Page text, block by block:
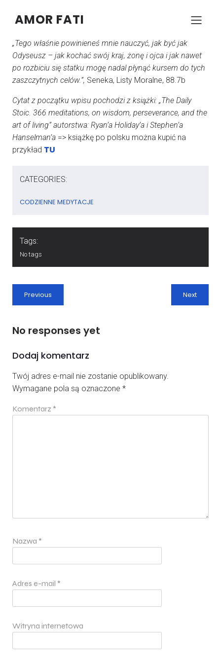
AMOR FATI
KONRAD SZCZYPCZYK
„Tego właśnie powinieneś mnie nauczyć, jak być jak
Odyseusz – jak kochać swój kraj, żonę i ojca i jak nawet
po rozbiciu się statku mogę nadal płynąć kursem do tych
zaszczytnych celów.”, Seneka, Listy Moralne, 88.7b
Cytat z początku wpisu pochodzi z książki: „The Daily
Stoic. 366 meditations, on wisdom, perseverance, and the
art of living” autorstwa: Ryan’a Holiday’a i Stephen’a
Hanselman’a => książkę po polsku można kupić na
przykład TU
CATEGORIES:
CODZIENNE MEDYTACJE
Tags:
No tags
Previous Next
No responses yet
Dodaj komentarz
Twój adres e-mail nie zostanie opublikowany.
Wymagane pola są oznaczone *
Komentarz *
Nazwa *
Adres e-mail *
Witryna internetowa